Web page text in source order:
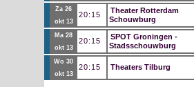
za 26
okt 13
20:15
Theater Rotterdam
Schouwburg
ma 28
okt 13
20:15
SPOT Groningen -
Stadsschouwburg
wo 30
okt 13
20:15 Theaters Tilburg